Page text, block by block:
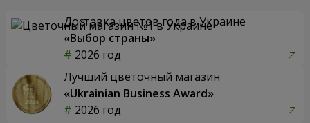
Доставка цветов года в Украине
«Выбор страны»
2026 год
Лучший цветочный магазин
«Ukrainian Business Award»
2026 год